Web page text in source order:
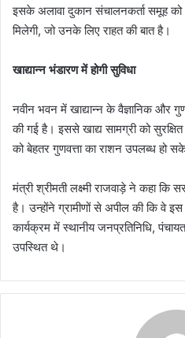
इसके अलावा दुकान संचालनकर्ता समूह
मिलेगी, जो उनके लिए राहत की बात है।
खाद्यान्न भंडारण में होगी सुविधा
नवीन भवन में खाद्यान्न के वैज्ञानिक और
की गई है। इससे खाद्य सामग्री को
को बेहतर गुणवत्ता का राशन उपलब्ध हो
मंत्री श्रीमती लक्ष्मी राजवाड़े ने कहा कि
है। उन्होंने ग्रामीणों से अपील की कि वे
कार्यक्रम में स्थानीय जनप्रतिनिधि,
उपस्थित थे।